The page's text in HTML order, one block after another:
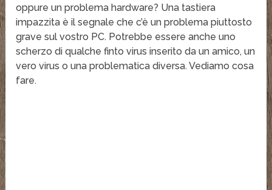
oppure un problema hardware? Una tastiera
impazzita è il segnale che c’è un problema piuttosto
grave sul vostro PC. Potrebbe essere anche uno
scherzo di qualche finto virus inserito da un amico, un
vero virus o una problematica diversa. Vediamo cosa
fare.